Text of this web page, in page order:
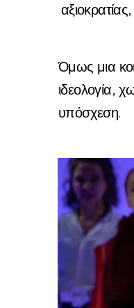
Όμως μια
ιδεολογία,
υπόσχεση.